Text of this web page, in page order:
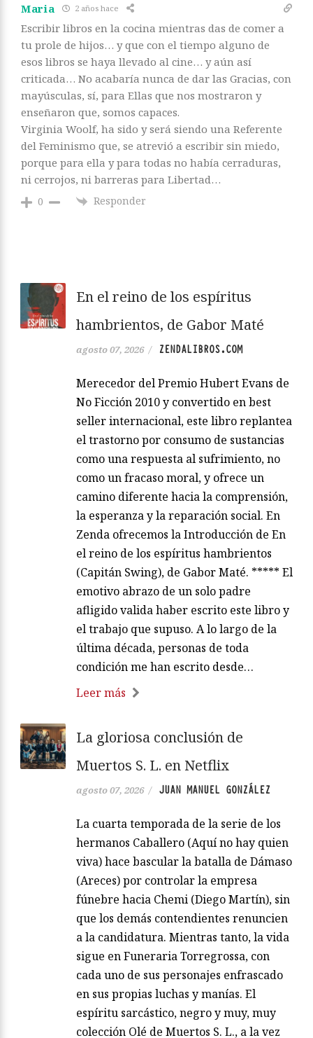
Maria 2 años hace
Escribir libros en la cocina mientras das de comer a
tu prole de hijos… y que con el tiempo alguno de
esos libros se haya llevado al cine… y aún así
criticada… No acabaría nunca de dar las Gracias, con
mayúsculas, sí, para Ellas que nos mostraron y
enseñaron que, somos capaces.
Virginia Woolf, ha sido y será siendo una Referente
del Feminismo que, se atrevió a escribir sin miedo,
porque para ella y para todas no había cerraduras,
ni cerrojos, ni barreras para Libertad…
0 Responder
En el reino de los espíritus
hambrientos, de Gabor Maté
agosto 07, 2026 / ZENDALIBROS.COM
Merecedor del Premio Hubert Evans de
No Ficción 2010 y convertido en best
seller internacional, este libro replantea
el trastorno por consumo de sustancias
como una respuesta al sufrimiento, no
como un fracaso moral, y ofrece un
camino diferente hacia la comprensión,
la esperanza y la reparación social. En
Zenda ofrecemos la Introducción de En
el reino de los espíritus hambrientos
(Capitán Swing), de Gabor Maté. ***** El
emotivo abrazo de un solo padre
afligido valida haber escrito este libro y
el trabajo que supuso. A lo largo de la
última década, personas de toda
condición me han escrito desde…
Leer más
La gloriosa conclusión de
Muertos S. L. en Netflix
agosto 07, 2026 / JUAN MANUEL GONZÁLEZ
La cuarta temporada de la serie de los
hermanos Caballero (Aquí no hay quien
viva) hace bascular la batalla de Dámaso
(Areces) por controlar la empresa
fúnebre hacia Chemi (Diego Martín), sin
que los demás contendientes renuncien
a la candidatura. Mientras tanto, la vida
sigue en Funeraria Torregrossa, con
cada uno de sus personajes enfrascado
en sus propias luchas y manías. El
espíritu sarcástico, negro y muy, muy
colección Olé de Muertos S. L., a la vez